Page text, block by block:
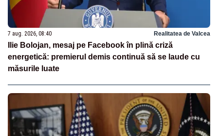
7 aug. 2026, 08:40 Realitatea de Valcea
Ilie Bolojan, mesaj pe Facebook în plină criză
energetică: premierul demis continuă să se laude cu
măsurile luate